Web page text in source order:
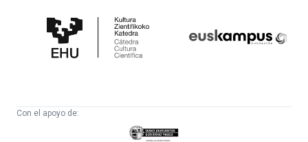
Cultura
Científica
Con el apoyo de:
Eusko